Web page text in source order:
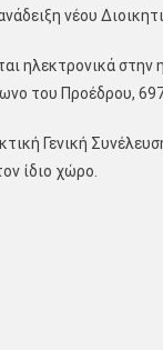
νέου
ηλεκτρονικά στην
του Προέδρου,
Γενική
ίδιο χώρο.